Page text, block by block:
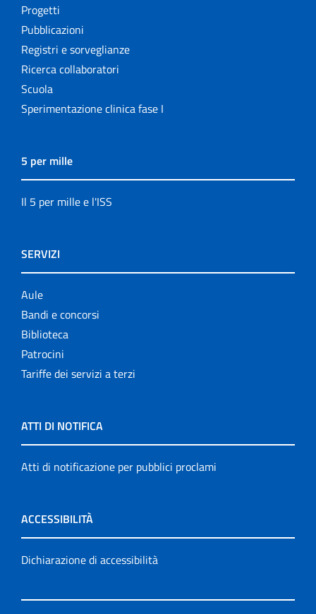
Progetti
Pubblicazioni
Registri e sorveglianze
Ricerca collaboratori
Scuola
Sperimentazione clinica fase I
5 per mille
Il 5 per mille e l'ISS
SERVIZI
Aule
Bandi e concorsi
Biblioteca
Patrocini
Tariffe dei servizi a terzi
ATTI DI NOTIFICA
Atti di notificazione per pubblici proclami
ACCESSIBILITÀ
Dichiarazione di accessibilità